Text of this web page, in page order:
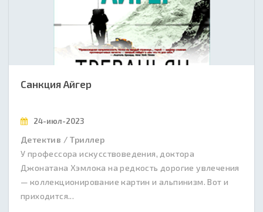
Санкция Айгер
24-июл-2023
Детектив / Триллер
У профессора искусствоведения, доктора
Джонатана Хэмлока на редкость дорогие увлечения
— коллекционирование картин и альпинизм. Вот и
приходится...